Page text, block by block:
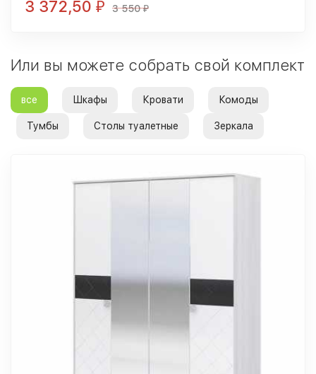
3 372,50 ₽ 3 550₽
Или вы можете собрать свой комплект
все Шкафы Кровати Комоды
Тумбы Столы туалетные Зеркала